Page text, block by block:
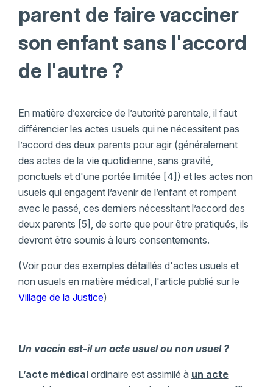
parent de faire vacciner
son enfant sans l'accord
de l'autre ?
En matière d’exercice de l’autorité parentale, il faut
différencier les actes usuels qui ne nécessitent pas
l’accord des deux parents pour agir (généralement
des actes de la vie quotidienne, sans gravité,
ponctuels et d'une portée limitée [4]) et les actes non
usuels qui engagent l’avenir de l’enfant et rompent
avec le passé, ces derniers nécessitant l’accord des
deux parents [5], de sorte que pour être pratiqués, ils
devront être soumis à leurs consentements.
(Voir pour des exemples détaillés d'actes usuels et
non usuels en matière médical, l'article publié sur le
Village de la Justice)
Un vaccin est-il un acte usuel ou non usuel ?
L’acte médical ordinaire est assimilé à un acte